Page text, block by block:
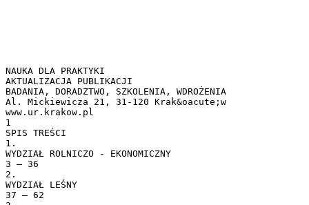
NAUKA DLA PRAKTYKI
AKTUALIZACJA PUBLIKACJI
BADANIA, DORADZTWO, SZKOLENIA, WDROŻENIA
Al. Mickiewicza 21, 31-120 Krak&oacute;w
www.ur.krakow.pl
1
SPIS TREŚCI
1.
WYDZIAŁ ROLNICZO - EKONOMICZNY
3 – 36
2.
WYDZIAŁ LEŚNY
37 – 62